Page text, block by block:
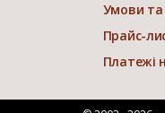
Умови та
Прайс-
Платежі